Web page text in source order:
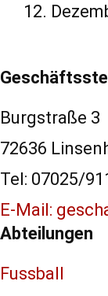
12.
Burgstraße 3
72636
Tel: 07025/
E-Mail:
Abteilungen
Fussball